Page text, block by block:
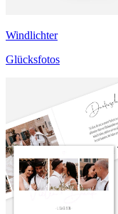
Windlichter
Glücksfotos